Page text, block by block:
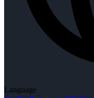
Language